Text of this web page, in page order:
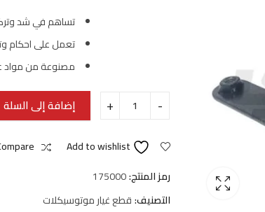
تساهم في شد
تعمل على احكام
مصنوعة من مواد
إضافة إلى السلة
Add to wishlist
رمز المنتج:175000
التصنيف:قطع غيار موتوسيكلات